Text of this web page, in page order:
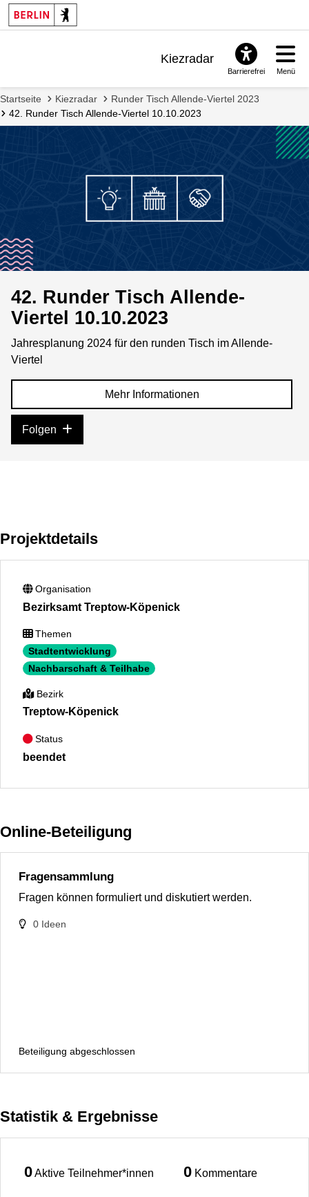
Kiezradar
FAQ & Support
Barrierefrei Menü
Startseite Kiezradar
Runder Tisch Allende-Viertel 2023
42. Runder Tisch Allende-Viertel 10.10.2023
42. Runder Tisch Allende-
Viertel 10.10.2023
Jahresplanung 2024 für den runden Tisch im Allende-
Viertel
Mehr Informationen
Folgen
Projektdetails
Organisation
Bezirksamt Treptow-Köpenick
Themen
Stadtentwicklung
Nachbarschaft & Teilhabe
Bezirk
Treptow-Köpenick
Status
beendet
Online-Beteiligung
Fragensammlung
Fragen können formuliert und diskutiert werden.
0 Ideen
Beteiligung abgeschlossen
Statistik & Ergebnisse
0 Aktive Teilnehmer*innen 0 Kommentare